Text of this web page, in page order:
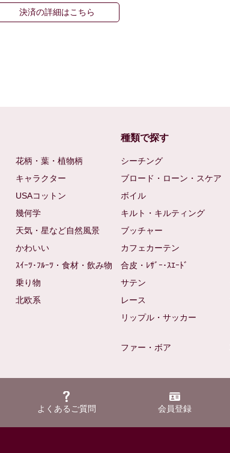
決済の詳細はこちら
花柄・葉・植物柄
キャラクター
USAコットン
幾何学
天気・星など自然風景
かわいい
ｽｲｰﾂ･ﾌﾙｰﾂ・食材・飲み物
乗り物
北欧系
種類で探す
シーチング
ブロード・ローン・スケア
ボイル
キルト・キルティング
ブッチャー
カフェカーテン
合皮・ﾚｻﾞｰ･ｽｴｰﾄﾞ
サテン
レース
リップル・サッカー
ファー・ボア
よくあるご質問 会員登録